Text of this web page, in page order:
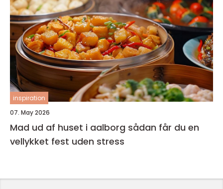
inspiration
07. May 2026
Mad ud af huset i aalborg sådan får du en
vellykket fest uden stress